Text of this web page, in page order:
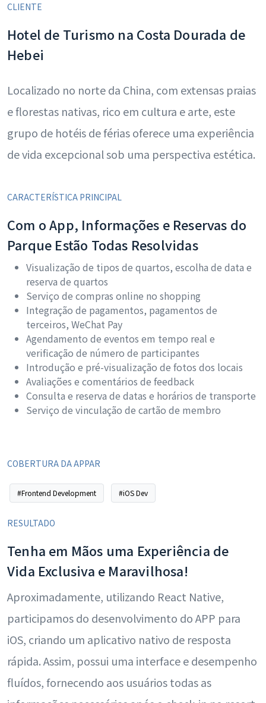
CLIENTE
Hotel de Turismo na Costa Dourada de
Hebei
Localizado no norte da China, com extensas praias
e florestas nativas, rico em cultura e arte, este
grupo de hotéis de férias oferece uma experiência
de vida excepcional sob uma perspectiva estética.
CARACTERÍSTICA PRINCIPAL
Com o App, Informações e Reservas do
Parque Estão Todas Resolvidas
Visualização de tipos de quartos, escolha de data e
reserva de quartos
Serviço de compras online no shopping
Integração de pagamentos, pagamentos de
terceiros, WeChat Pay
Agendamento de eventos em tempo real e
verificação de número de participantes
Introdução e pré-visualização de fotos dos locais
Avaliações e comentários de feedback
Consulta e reserva de datas e horários de transporte
Serviço de vinculação de cartão de membro
COBERTURA DA APPAR
#Frontend Development #iOS Dev
RESULTADO
Tenha em Mãos uma Experiência de
Vida Exclusiva e Maravilhosa!
Aproximadamente, utilizando React Native,
participamos do desenvolvimento do APP para
iOS, criando um aplicativo nativo de resposta
rápida. Assim, possui uma interface e desempenho
fluídos, fornecendo aos usuários todas as